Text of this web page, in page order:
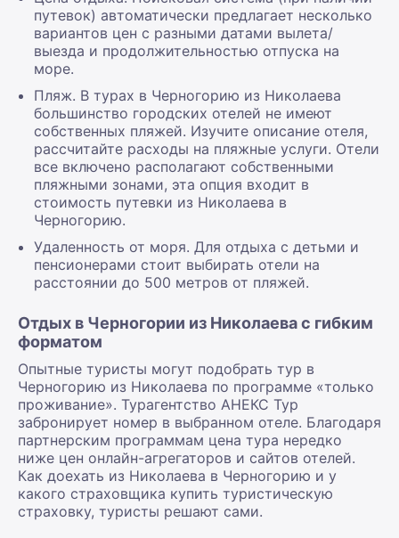
путевок) автоматически предлагает несколько
вариантов цен с разными датами вылета/
выезда и продолжительностью отпуска на
море.
Пляж. В турах в Черногорию из Николаева
большинство городских отелей не имеют
собственных пляжей. Изучите описание отеля,
рассчитайте расходы на пляжные услуги. Отели
все включено располагают собственными
пляжными зонами, эта опция входит в
стоимость путевки из Николаева в
Черногорию.
Удаленность от моря. Для отдыха с детьми и
пенсионерами стоит выбирать отели на
расстоянии до 500 метров от пляжей.
Отдых в Черногории из Николаева с гибким
форматом
Опытные туристы могут подобрать тур в
Черногорию из Николаева по программе «только
проживание». Турагентство АНЕКС Тур
забронирует номер в выбранном отеле. Благодаря
партнерским программам цена тура нередко
ниже цен онлайн-агрегаторов и сайтов отелей.
Как доехать из Николаева в Черногорию и у
какого страховщика купить туристическую
страховку, туристы решают сами.